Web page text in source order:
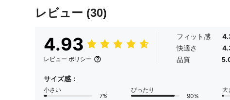
レビュー (30)
4.93
レビュー ポリシー
フィット感
快適さ
品質
サイズ感：
小さい
7%
ぴったり
90%
大